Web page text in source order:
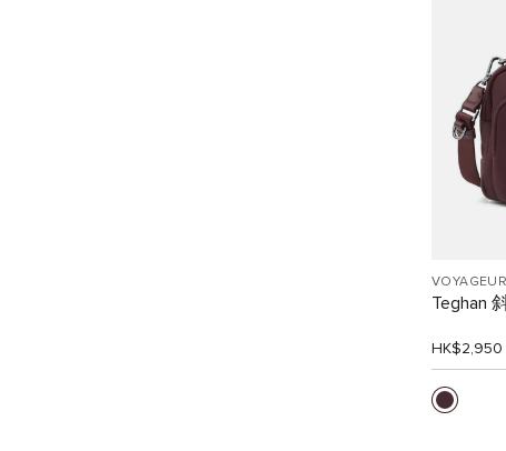
VOYAGEUR
Teghan
HK$2,950